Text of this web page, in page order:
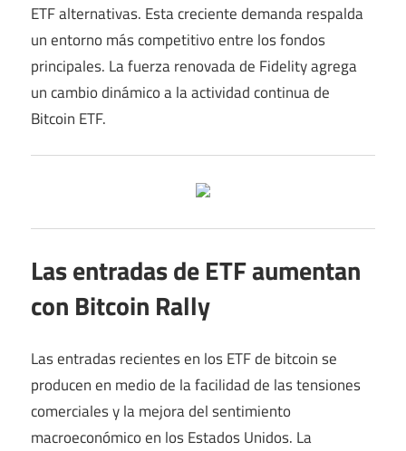
ETF alternativas. Esta creciente demanda respalda
un entorno más competitivo entre los fondos
principales. La fuerza renovada de Fidelity agrega
un cambio dinámico a la actividad continua de
Bitcoin ETF.
Las entradas de ETF aumentan
con Bitcoin Rally
Las entradas recientes en los ETF de bitcoin se
producen en medio de la facilidad de las tensiones
comerciales y la mejora del sentimiento
macroeconómico en los Estados Unidos. La